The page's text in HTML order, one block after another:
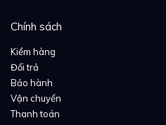
Chính sách
Kiểm hàng
Đổi trả
Bảo hành
Vận chuyển
Thanh toán